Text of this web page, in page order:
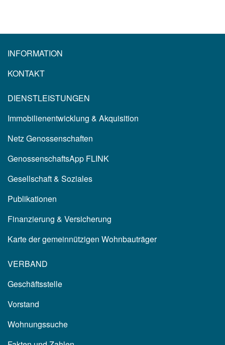
INFORMATION
KONTAKT
DIENSTLEISTUNGEN
Immobilienentwicklung & Akquisition
Netz Genossenschaften
GenossenschaftsApp FLINK
Gesellschaft & Soziales
Publikationen
Finanzierung & Versicherung
Karte der gemeinnützigen Wohnbauträger
VERBAND
Geschäftsstelle
Vorstand
Wohnungssuche